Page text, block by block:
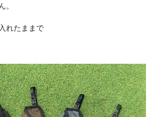
。
れたままで